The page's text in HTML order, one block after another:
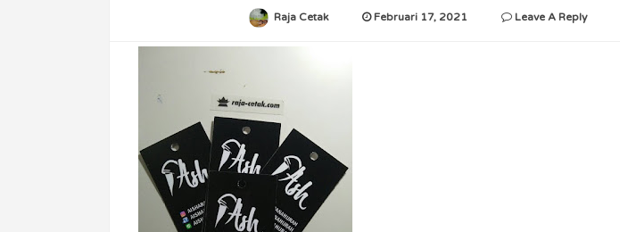
Raja Cetak Februari 17, 2021 Leave A Reply